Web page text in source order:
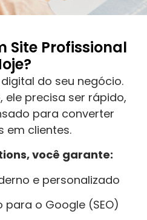
Site Profissional
do seu negócio.
ele precisa ser rápido,
para converter
em clientes.
você garante:
e personalizado
para o Google (SEO)